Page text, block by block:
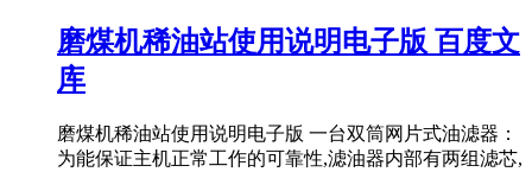
磨煤机稀油站使用说明电子版 百度文
库
磨煤机稀油站使用说明电子版 一台双筒网片式油滤器：
为能保证主机正常工作的可靠性,滤油器内部有两组滤芯,